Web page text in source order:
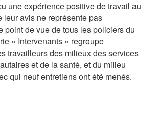
une expérience positive de travail au
leur avis ne représente pas
point de vue de tous les policiers du
« Intervenants » regroupe
travailleurs des milieux des services
et de la santé, et du milieu
qui neuf entretiens ont été menés.